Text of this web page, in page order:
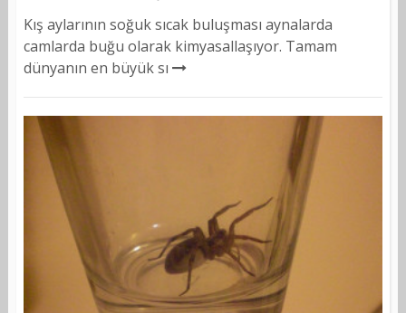
Kış aylarının soğuk sıcak buluşması aynalarda
camlarda buğu olarak kimyasallaşıyor. Tamam
dünyanın en büyük sı